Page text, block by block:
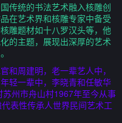
传统的书法艺术融入核雕创
在艺术界和核雕专家中备受
雕题材如十八罗汉头等，他
的主题，展现出深厚的艺术
和周建明，老一辈艺人中，
轻一辈中，李晓青和任敏华
州市舟山村1967年至今从事
表性传承人世界民间艺术工